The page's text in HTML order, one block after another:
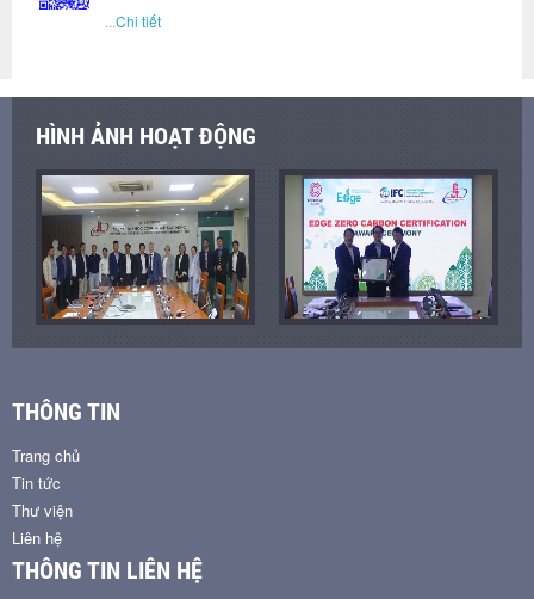
Chi tiết
HÌNH ẢNH HOẠT ĐỘNG
THÔNG TIN
Trang chủ
Tin tức
Thư viện
Liên hệ
THÔNG TIN LIÊN HỆ